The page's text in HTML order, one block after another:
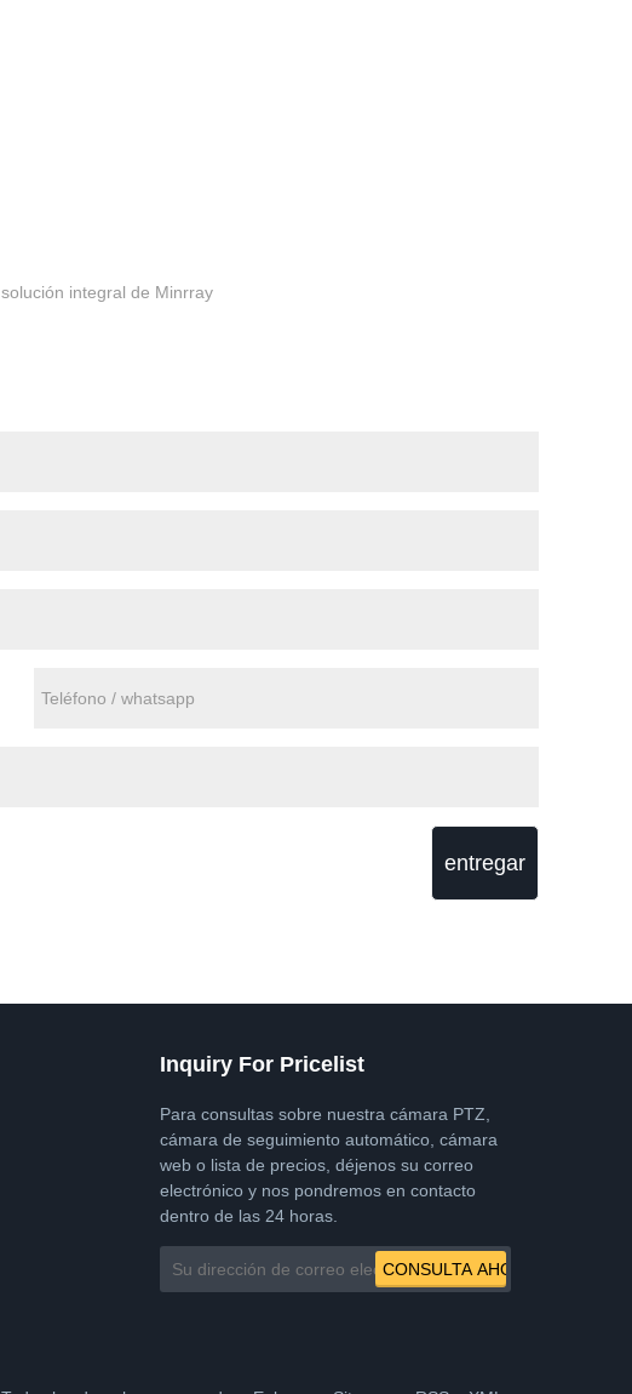
integral de Minrray
entregar
Inquiry For Pricelist
Para consultas sobre nuestra cámara PTZ,
cámara de seguimiento automático, cámara
web o lista de precios, déjenos su correo
electrónico y nos pondremos en contacto
dentro de las 24 horas.